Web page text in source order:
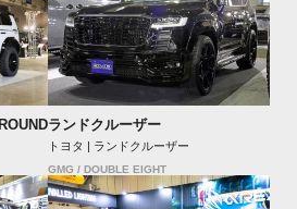
ランドクルーザー
トヨタ | ランドクルーザー
GMG / DOUBLE EIGHT